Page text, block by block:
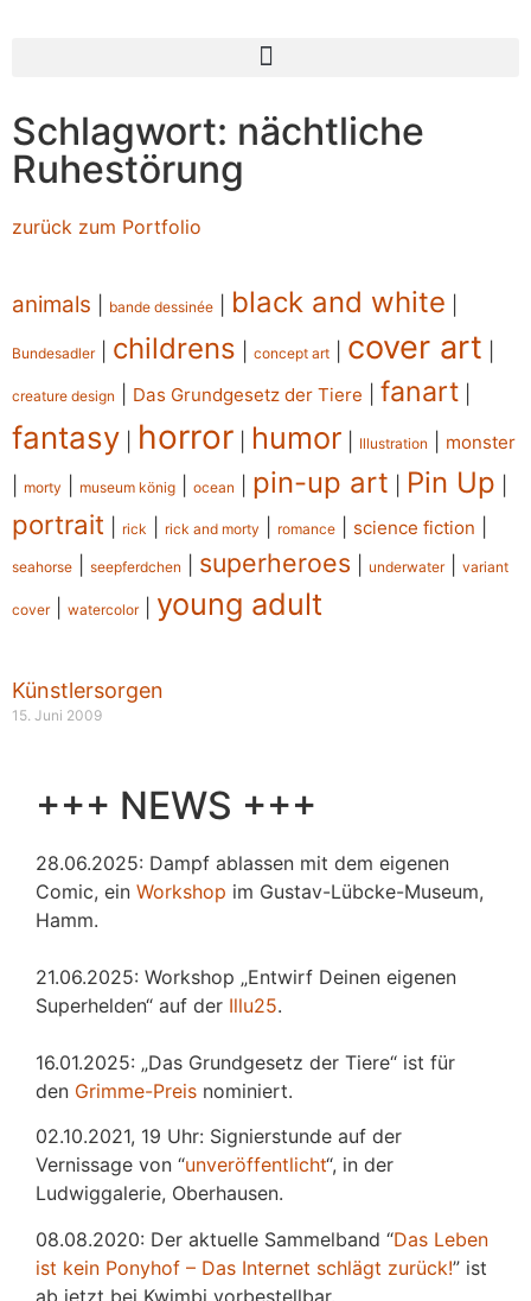
Schlagwort: nächtliche
Ruhestörung
zurück zum Portfolio
animals bande dessinée black and white
Bundesadler| childrens concept art cover art
creature design Das Grundgesetz der Tiere fanart
fantasy horror humor Illustration monster
morty museum könig ocean pin-up art Pin Up
portrait rick rick and morty romance science fiction
seahorse seepferdchen superheroes underwater| variant
cover| watercolor| young adult
Künstlersorgen
15. Juni 2009
+++ NEWS +++
28.06.2025: Dampf ablassen mit dem eigenen
Comic, ein Workshop im Gustav-Lübcke-Museum,
Hamm.
21.06.2025: Workshop „Entwirf Deinen eigenen
Superhelden“ auf der Illu25.
16.01.2025: „Das Grundgesetz der Tiere“ ist für
den Grimme-Preis nominiert.
02.10.2021, 19 Uhr: Signierstunde auf der
Vernissage von “unveröffentlicht“, in der
Ludwiggalerie, Oberhausen.
08.08.2020: Der aktuelle Sammelband “Das Leben
ist kein Ponyhof – Das Internet schlägt zurück!” ist
ab jetzt bei Kwimbi vorbestellbar.